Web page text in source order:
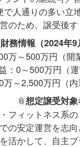
で人通りの多い立
のため、譲受後
財務情報（2024年9
万～500万円（開
：0～500万円（
万～2,500万円（
📎想定譲受対
フィットネス系
の安定運営を志
活かして、自主